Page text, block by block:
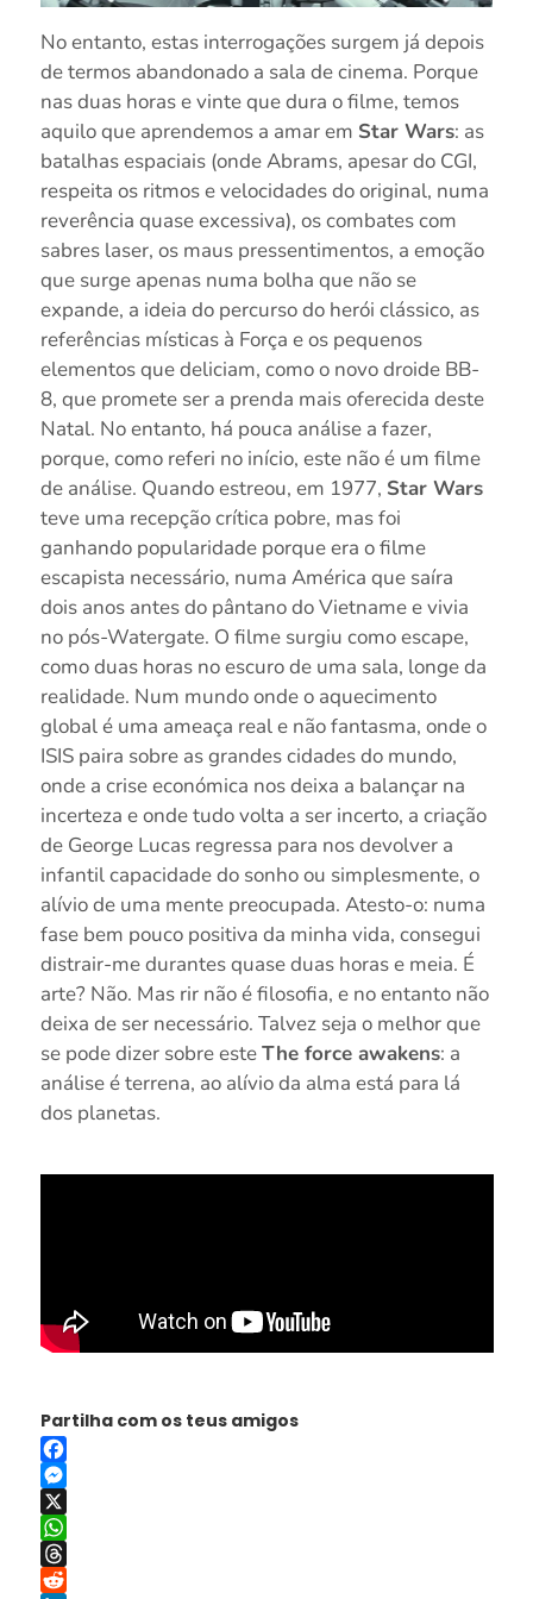
No entanto, estas interrogações surgem já depois
de termos abandonado a sala de cinema. Porque
nas duas horas e vinte que dura o filme, temos
aquilo que aprendemos a amar em Star Wars: as
batalhas espaciais (onde Abrams, apesar do CGI,
respeita os ritmos e velocidades do original, numa
reverência quase excessiva), os combates com
sabres laser, os maus pressentimentos, a emoção
que surge apenas numa bolha que não se
expande, a ideia do percurso do herói clássico, as
referências místicas à Força e os pequenos
elementos que deliciam, como o novo droide BB-
8, que promete ser a prenda mais oferecida deste
Natal. No entanto, há pouca análise a fazer,
porque, como referi no início, este não é um filme
de análise. Quando estreou, em 1977, Star Wars
teve uma recepção crítica pobre, mas foi
ganhando popularidade porque era o filme
escapista necessário, numa América que saíra
dois anos antes do pântano do Vietname e vivia
no pós-Watergate. O filme surgiu como escape,
como duas horas no escuro de uma sala, longe da
realidade. Num mundo onde o aquecimento
global é uma ameaça real e não fantasma, onde o
ISIS paira sobre as grandes cidades do mundo,
onde a crise económica nos deixa a balançar na
incerteza e onde tudo volta a ser incerto, a criação
de George Lucas regressa para nos devolver a
infantil capacidade do sonho ou simplesmente, o
alívio de uma mente preocupada. Atesto-o: numa
fase bem pouco positiva da minha vida, consegui
distrair-me durantes quase duas horas e meia. É
arte? Não. Mas rir não é filosofia, e no entanto não
deixa de ser necessário. Talvez seja o melhor que
se pode dizer sobre esteThe force awakens: a
análise é terrena, ao alívio da alma está para lá
dos planetas.
Partilha com os teus amigos
Facebook
Messenger
X
WhatsApp
Threads